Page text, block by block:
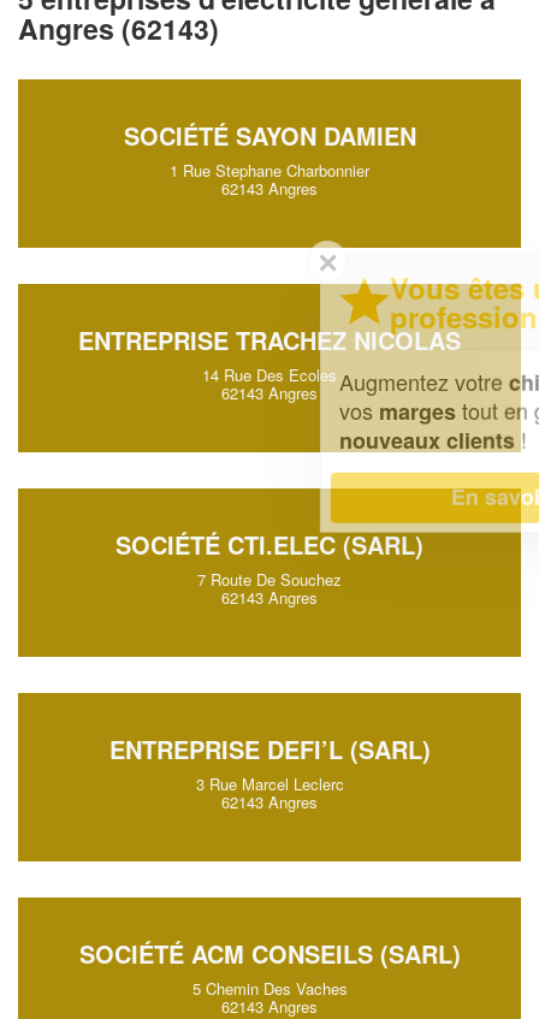
Angres (62143)
SOCIÉTÉ SAYON DAMIEN
1 Rue Stephane Charbonnier
62143 Angres
ENTREPRISE TRACHEZ NICOLAS
14 Rue Des Ecoles
62143 Angres
SOCIÉTÉ CTI.ELEC (SARL)
7 Route De Souchez
62143 Angres
ENTREPRISE DEFI’L (SARL)
3 Rue Marcel Leclerc
62143 Angres
SOCIÉTÉ ACM CONSEILS (SARL)
5 Chemin Des Vaches
62143 Angres
Vous êtes un
professionnel ?
Augmentez votrechiffre d'affaireset
tout en gagnant de
En savoir plus